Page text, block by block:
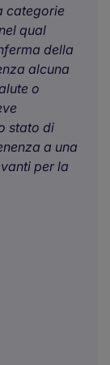
categorie
qual
della
alcuna
o
stato di
a una
per la